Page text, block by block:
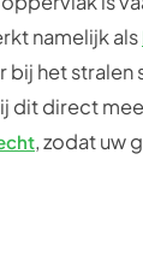
namelijk als
bij het stralen
dit direct
, zodat uw